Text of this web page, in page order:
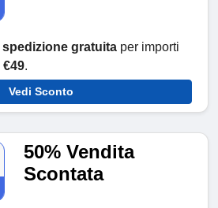
spedizione gratuita per importi
€49.
Vedi Sconto
50% Vendita
Scontata